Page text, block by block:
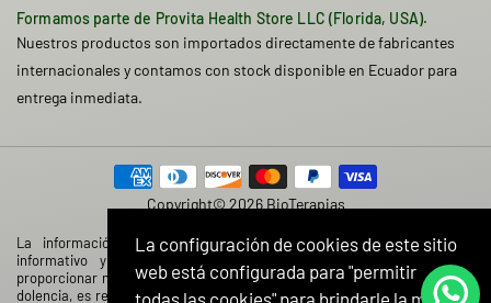
Formamos parte de Provita Health Store LLC (Florida, USA).
Nuestros productos son importados directamente de fabricantes
internacionales y contamos con stock disponible en Ecuador para
entrega inmediata.
Copyright© 2026 BioTerapias
La información contenida en esta web tiene caracter solamente
informativo y no tiene el objetivo de prescribir, diagnosticar o
proporcionar ningún tratamiento médico. Si sufre de una enfermedad o
dolencia, es recomendable que consulte con su médico o profesional de
La configuración de cookies de este sitio
web está configurada para "permitir
todas las cookies" para brindarle la mejor